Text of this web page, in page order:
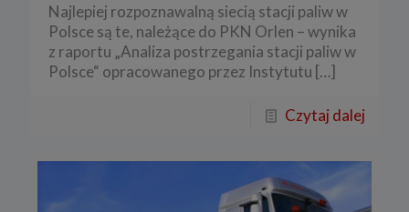
Najlepiej rozpoznawalną siecią stacji paliw w
Polsce są te, należące do PKN Orlen – wynika
z raportu „Analiza postrzegania stacji paliw w
Polsce“ opracowanego przez Instytutu […]
Czytaj dalej